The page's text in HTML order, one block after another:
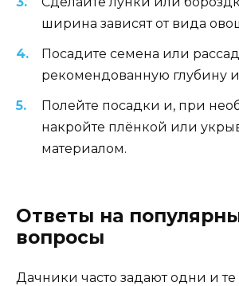
ширина зависят от вида
Посадите семена или
рекомендованную глубину и
Полейте посадки и, при
накройте плёнкой или
материалом.
Ответы на
вопросы
Дачники часто задают одни и